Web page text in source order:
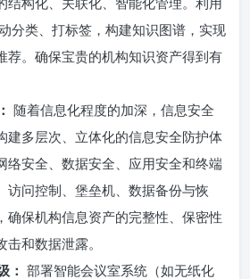
分类、打标签，构建知识图谱，实现
荐。确保宝贵的机构知识资产得到有
随着信息化程度的加深，信息安全
建多层次、立体化的信息安全防护体
络安全、数据安全、应用安全和终端
访问控制、堡垒机、数据备份与恢
确保机构信息资产的完整性、保密性
和数据泄露。
： 部署智能会议室系统（如无纸化